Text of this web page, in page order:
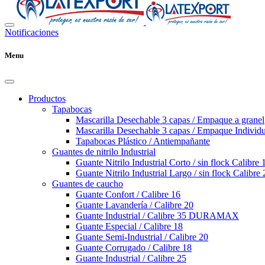
Notificaciones
Menu
Productos
Tapabocas
Mascarilla Desechable 3 capas / Empaque a granel
Mascarilla Desechable 3 capas / Empaque
Tapabocas Plástico / Antiempañante
Guantes de nitrilo Industrial
Guante Nitrilo Industrial Corto / sin flock Calibre
Guante Nitrilo Industrial Largo / sin flock Calibre
Guantes de caucho
Guante Confort / Calibre 16
Guante Lavandería / Calibre 20
Guante Industrial / Calibre 35 DURAMAX
Guante Especial / Calibre 18
Guante Semi-Industrial / Calibre 20
Guante Corrugado / Calibre 18
Guante Industrial / Calibre 25